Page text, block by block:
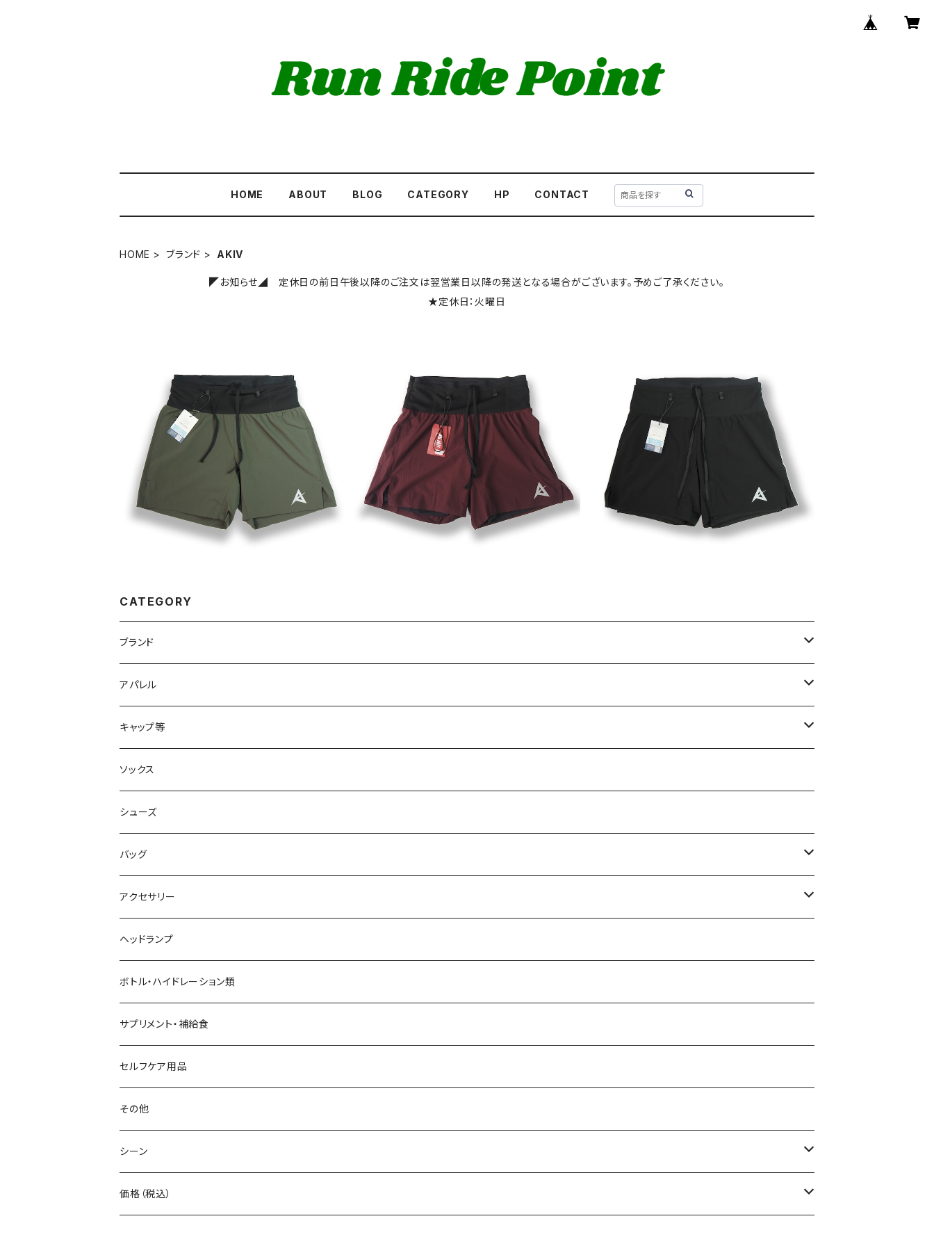
HOME ABOUT BLOG CATEGORY HP CONTACT
HOME ブランド AKIV
◤お知らせ◢ 定休日の前日午後以降のご注文は翌営業日以降の発送となる場合がございます。予めご了承ください。
★定休日：火曜日
AKIV｜２in１ 5ポケットショーツ（インナータ
イツ付）（グリーン）
¥13,200
AKIV｜２in１ 5ポケットショーツ（インナータ
イツ付）（レッド）
¥12,870
SOLD OUT
AKIV｜２in１ 5ポケットショーツ（インナータ
イツ付）（ブラック）
¥13,200
CATEGORY
ブランド
2XU
acu Products
AILEY
AKIV
ALTRA
aroma vera
AZUMA BAG
BANANA GO
Beruf Baggage
Body Glide
BONE
BOOKMAN
carb
アパレル
トップス
ボトムス
キャップ等
キャップ・ハット
ヘッドバンド
ソックス
シューズ
バッグ
バックパック
ショルダーバッグ
トートバッグ
2WAYバッグ/3WAYバッグ
その他バッグ
アクセサリー
サングラス
てぬぐい
財布
アームカバー
ネックゲイター
ヘッドランプ
ボトル・ハイドレーション類
サプリメント・補給食
セルフケア用品
その他
シーン
自転車
価格（税込）